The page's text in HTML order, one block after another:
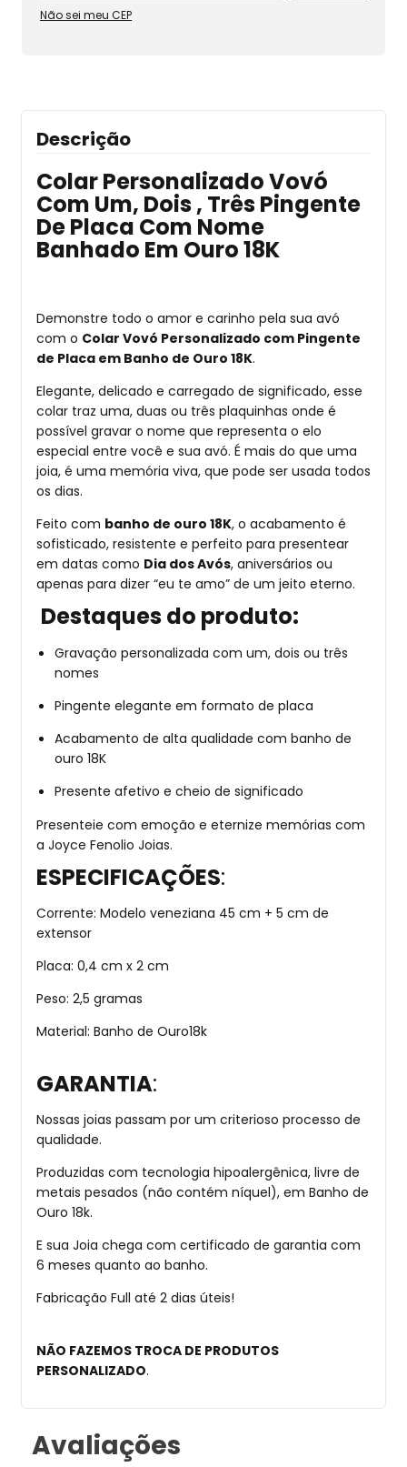
Não sei meu CEP
Descrição
Colar Personalizado Vovó
Com Um, Dois , Três Pingente
De Placa Com Nome
Banhado Em Ouro 18K
Demonstre todo o amor e carinho pela sua avó
com o Colar Vovó Personalizado com Pingente
de Placa em Banho de Ouro 18K.
Elegante, delicado e carregado de significado, esse
colar traz uma, duas ou três plaquinhas onde é
possível gravar o nome que representa o elo
especial entre você e sua avó. É mais do que uma
joia, é uma memória viva, que pode ser usada todos
os dias.
Feito com banho de ouro 18K, o acabamento é
sofisticado, resistente e perfeito para presentear
em datas como Dia dos Avós, aniversários ou
apenas para dizer “eu te amo” de um jeito eterno.
Destaques do produto:
Gravação personalizada com um, dois ou três
nomes
Pingente elegante em formato de placa
Acabamento de alta qualidade com banho de
ouro 18K
Presente afetivo e cheio de significado
Presenteie com emoção e eternize memórias com
a Joyce Fenolio Joias.
ESPECIFICAÇÕES:
Corrente: Modelo veneziana 45 cm + 5 cm de
extensor
Placa: 0,4 cm x 2 cm
Peso: 2,5 gramas
Material: Banho de Ouro18k
GARANTIA:
Nossas joias passam por um criterioso processo de
qualidade.
Produzidas com tecnologia hipoalergênica, livre de
metais pesados (não contém níquel), em Banho de
Ouro 18k.
E sua Joia chega com certificado de garantia com
6 meses quanto ao banho.
Fabricação Full até 2 dias úteis!
NÃO FAZEMOS TROCA DE PRODUTOS
PERSONALIZADO.
Avaliações